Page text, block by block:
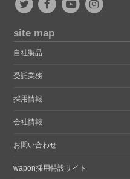
site map
自社製品
受託業務
採用情報
会社情報
お問い合わせ
wapon採用特設サイト